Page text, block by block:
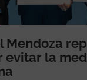
Mendoza
evitar la